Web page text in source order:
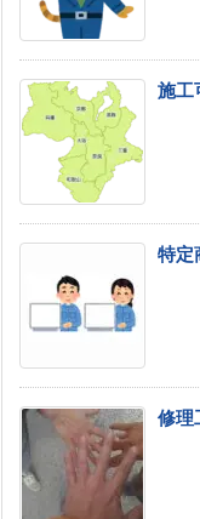
施工
特定
修理